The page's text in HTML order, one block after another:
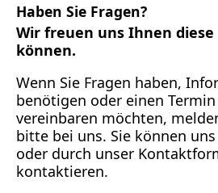
Haben Sie Fragen?
Wir freuen uns Ihnen
können.
Wenn Sie Fragen haben,
benötigen oder einen
vereinbaren möchten,
bitte bei uns. Sie können
oder durch unser
kontaktieren.